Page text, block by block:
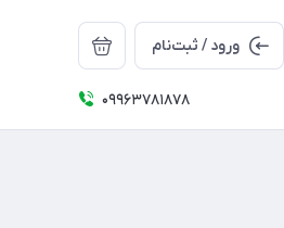
ورود / ثبت‌نام
09963781878